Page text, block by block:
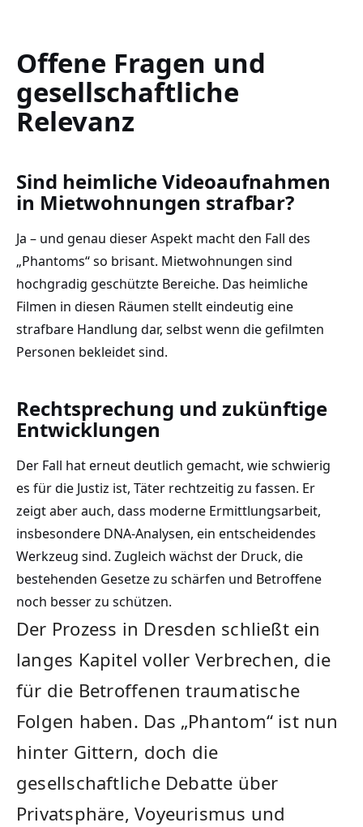
Offene Fragen und
gesellschaftliche
Relevanz
Sind heimliche Videoaufnahmen
in Mietwohnungen strafbar?
Ja – und genau dieser Aspekt macht den Fall des
„Phantoms“ so brisant. Mietwohnungen sind
hochgradig geschützte Bereiche. Das heimliche
Filmen in diesen Räumen stellt eindeutig eine
strafbare Handlung dar, selbst wenn die gefilmten
Personen bekleidet sind.
Rechtsprechung und zukünftige
Entwicklungen
Der Fall hat erneut deutlich gemacht, wie schwierig
es für die Justiz ist, Täter rechtzeitig zu fassen. Er
zeigt aber auch, dass moderne Ermittlungsarbeit,
insbesondere DNA-Analysen, ein entscheidendes
Werkzeug sind. Zugleich wächst der Druck, die
bestehenden Gesetze zu schärfen und Betroffene
noch besser zu schützen.
Der Prozess in Dresden schließt ein
langes Kapitel voller Verbrechen, die
für die Betroffenen traumatische
Folgen haben. Das „Phantom“ ist nun
hinter Gittern, doch die
gesellschaftliche Debatte über
Privatsphäre, Voyeurismus und